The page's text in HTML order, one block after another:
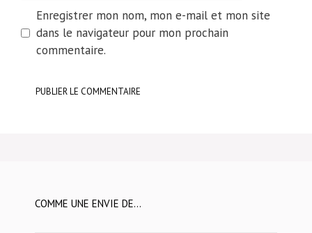
Enregistrer mon nom, mon e-mail et mon site
dans le navigateur pour mon prochain
commentaire.
COMME UNE ENVIE DE…